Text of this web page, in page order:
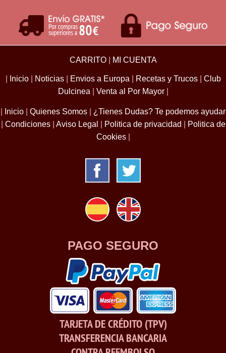
CARRITO| MI CUENTA
Inicio Noticias Envios a Europa Recetas y Trucos
Club
Dulcinea
Venta al Por Mayor
Inicio Quienes Somos
¿Tienes Dudas? Te podemos ayudar
Condiciones Aviso Legal Politica de privacidad
Politica de
Cookies
PAGO SEGURO
TARJETA DE CRÉDITO (TPV)
TRANSFERENCIA BANCARIA